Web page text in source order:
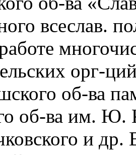
всеслав.
орг-
об-ва
об-ва им. Ю.
и др.